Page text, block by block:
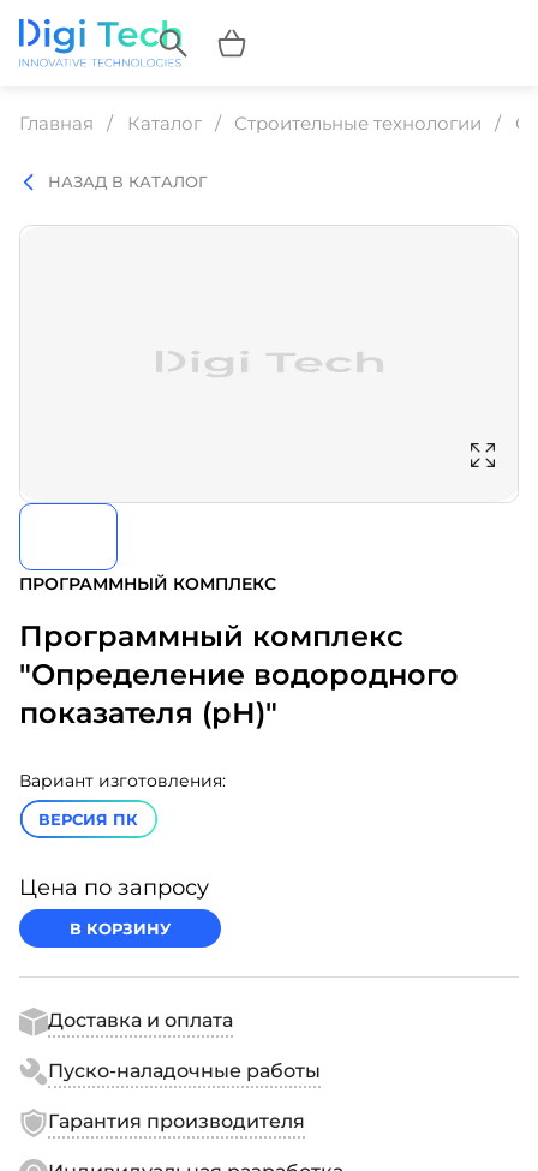
Главная Каталог Строительные технологии
НАЗАД В КАТАЛОГ
ПРОГРАММНЫЙ КОМПЛЕКС
Программный комплекс
"Определение водородного
показателя (рН)"
Вариант изготовления:
ВЕРСИЯ ПК
Цена по запросу
В КОРЗИНУ
Доставка и оплата
Пуско-наладочные работы
Гарантия производителя